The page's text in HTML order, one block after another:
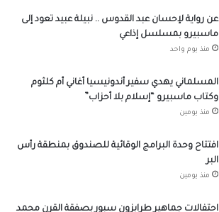
عن رواية لإحسان عبد القدوس .. نبيلة عبيد تعود إلى
ماسبيرو بمسلسل إذاعي
منذ يوم واحد
المسلماني يهدي سفير أندونيسيا أغاني أم كلثوم
وكتاب ماسبيرو “إسلام بلا أحزاب”
منذ يومين
افتتاح وحدة البرامج الوقائية للصندوق بمنطقة رأس
البر
منذ يومين
احتفالات جماهير طرابزون سبور بصفقة القرن محمد